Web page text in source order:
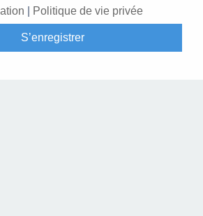
Politique de vie privée
S’enregistrer